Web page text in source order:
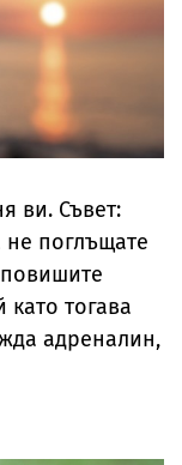
ви. Съвет:
не поглъщате
като тогава
адреналин,